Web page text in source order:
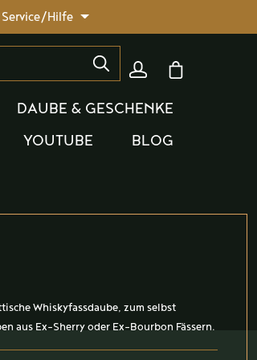
Service/Hilfe
Warenkorb
DAUBE & GESCHENKE
YOUTUBE BLOG
5 Sternen
Whiskyfassdaube, zum selbst
aus Ex-Sherry oder Ex-Bourbon Fässern.